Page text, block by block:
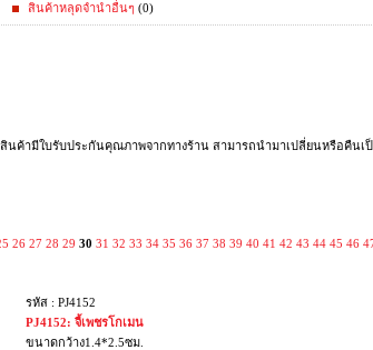
สินค้าหลุดจำนำอื่นๆ (0)
นค้ามีใบรับประกันคุณภาพจากทางร้าน สามารถนำมาเปลี่ยนหรือคืนเ
26 27 28 29 30 31 32 33 34 35 36 37 38 39 40 41 42 43 44 45 46
รหัส : PJ4152
PJ4152: จี้เพชรโกเมน
ขนาดกว้าง1.4*2.5ซม.